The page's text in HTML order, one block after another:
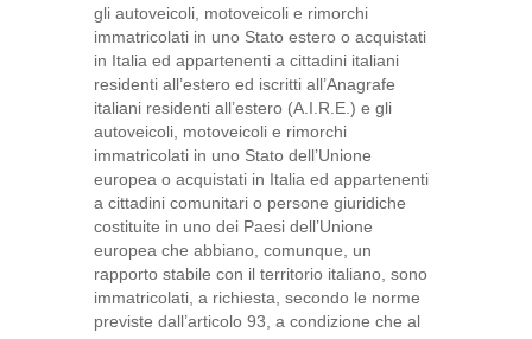
gli autoveicoli, motoveicoli e rimorchi
immatricolati in uno Stato estero o acquistati
in Italia ed appartenenti a cittadini italiani
residenti all’estero ed iscritti all’Anagrafe
italiani residenti all’estero (A.I.R.E.) e gli
autoveicoli, motoveicoli e rimorchi
immatricolati in uno Stato dell’Unione
europea o acquistati in Italia ed appartenenti
a cittadini comunitari o persone giuridiche
costituite in uno dei Paesi dell’Unione
europea che abbiano, comunque, un
rapporto stabile con il territorio italiano, sono
immatricolati, a richiesta, secondo le norme
previste dall’articolo 93, a condizione che al